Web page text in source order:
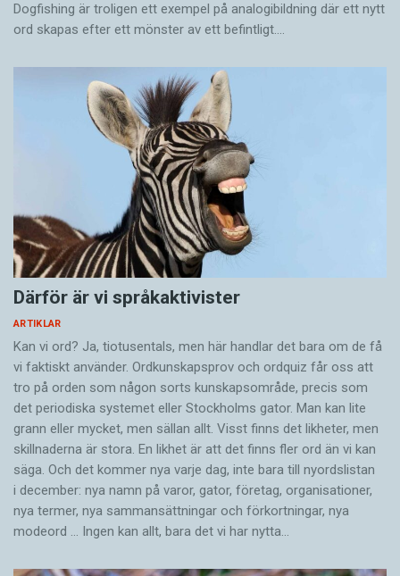
Dogfishing är troligen ett exempel på analogibildning där ett nytt
ord skapas efter ett mönster av ett befintligt.…
Därför är vi språkaktivister
ARTIKLAR
Kan vi ord? Ja, tiotusentals, men här handlar det bara om de få
vi faktiskt använder. Ordkunskapsprov och ordquiz får oss att
tro på orden som någon sorts kunskapsområde, precis som
det periodiska systemet eller Stockholms gator. Man kan lite
grann eller mycket, men sällan allt. Visst finns det likheter, men
skillnaderna är stora. En likhet är att det finns fler ord än vi kan
säga. Och det kommer nya varje dag, inte bara till nyordslistan
i december: nya namn på varor, gator, företag, organisationer,
nya termer, nya samman­sättningar och förkortningar, nya
modeord … Ingen kan allt, bara det vi har nytta…